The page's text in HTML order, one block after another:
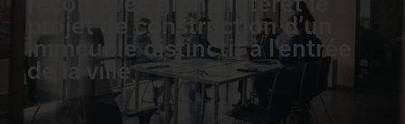
projet de construction d’un
immeuble distinctif à l’entrée
de la ville